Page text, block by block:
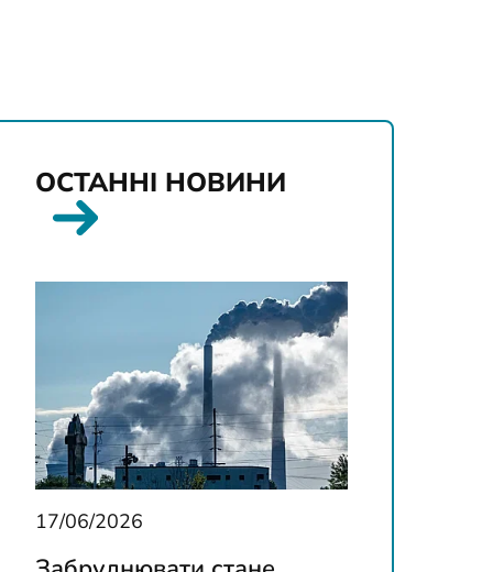
ОСТАННІ НОВИНИ
17/06/2026